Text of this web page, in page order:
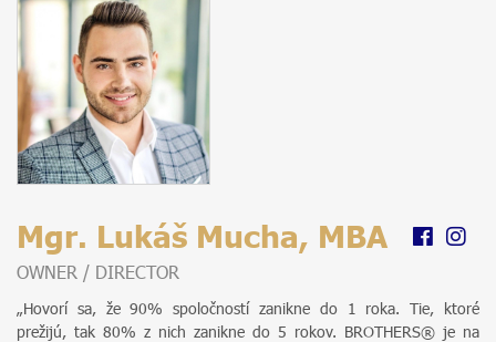
Mgr. Lukáš Mucha, MBA
OWNER / DIRECTOR
„Hovorí sa, že 90% spoločností zanikne do 1 roka. Tie, ktoré
prežijú, tak 80% z nich zanikne do 5 rokov. BROTHERS® je na